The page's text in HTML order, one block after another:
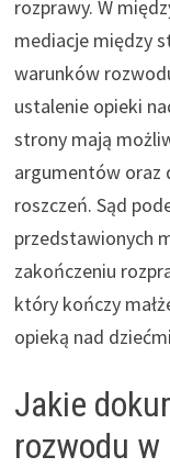
rozprawy. W
mediacje między
warunków
ustalenie opieki
strony mają
argumentów oraz
roszczeń. Sąd
przedstawionych
zakończeniu
który kończy
opieką nad
Jakie
rozwodu w